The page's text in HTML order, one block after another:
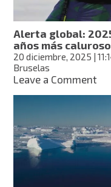
Alerta global:
años más
20 diciembre, 2025 |
Bruselas
Leave a Commenton
a